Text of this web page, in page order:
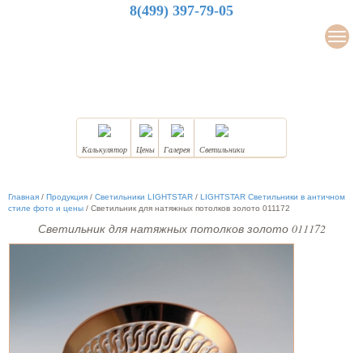
8(499) 397-79-05
Калькулятор Цены Галерея Светильники
Главная / Продукция / Светильники LIGHTSTAR / LIGHTSTAR Светильники в античном
стиле фото и цены / Светильник для натяжных потолков золото 011172
Светильник для натяжных потолков золото 011172